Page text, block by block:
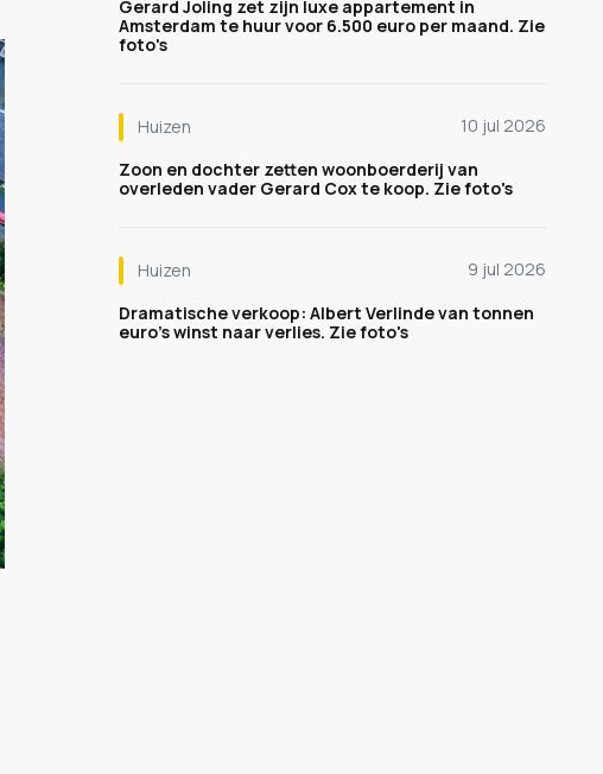
Gerard Joling zet zijn luxe appartement in
Amsterdam te huur voor 6.500 euro per maand. Zie
foto's
Huizen
10 jul 2026
Zoon en dochter zetten woonboerderij van
overleden vader Gerard Cox te koop. Zie foto's
Huizen
9 jul 2026
Dramatische verkoop: Albert Verlinde van tonnen
euro's winst naar verlies. Zie foto's